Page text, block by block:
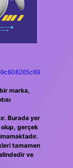
marka,
Burada yer
gerçek
tamamen
ve